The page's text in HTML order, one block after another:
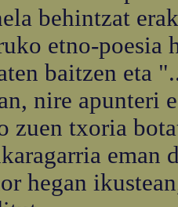
behintzat
etno-poesia
baitzen eta
nire apunteri
zuen txoria
eman
hegan